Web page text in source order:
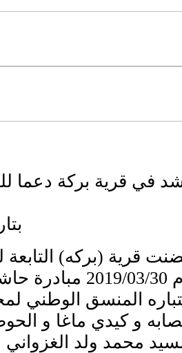
في قرية بركة دعما
بتاريخ 1
قرية (بركه)
بولاية لعصابه يوم
المنسق الوطني
و كيدي ماغا و